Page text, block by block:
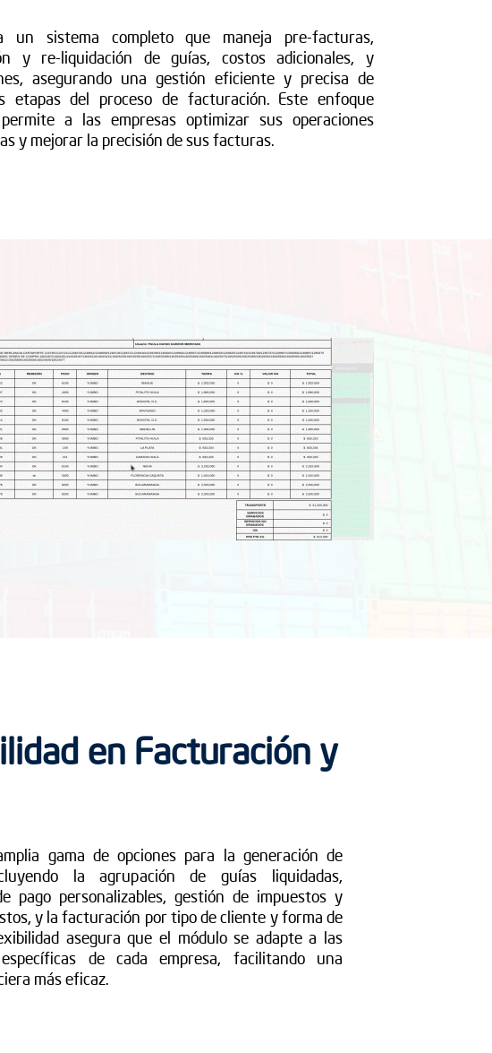
un sistema completo que maneja pre-facturas,
y re-liquidación de guías, costos adicionales, y
asegurando una gestión eficiente y precisa de
etapas del proceso de facturación. Este enfoque
a las empresas optimizar sus operaciones
y mejorar la precisión de sus facturas.
en Facturación y
gama de opciones para la generación de
la agrupación de guías liquidadas,
pago personalizables, gestión de impuestos y
y la facturación por tipo de cliente y forma de
asegura que el módulo se adapte a las
específicas de cada empresa, facilitando una
más eficaz.